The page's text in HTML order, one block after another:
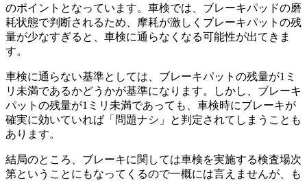
のポイントとなっています。車検では、ブレーキパッドの磨
耗状態で判断されるため、摩耗が激しくブレーキパットの残
量が少なすぎると、車検に通らなくなる可能性が出てきま
す。
車検に通らない基準としては、ブレーキパットの残量が1ミ
リ未満であるかどうかが基準になります。しかし、ブレーキ
パットの残量が1ミリ未満であっても、車検時にブレーキが
確実に効いていれば「問題ナシ」と判定されてしまうことも
あります。
結局のところ、ブレーキに関しては車検を実施する検査場次
第ということにもなってくるので一概には言えませんが、も